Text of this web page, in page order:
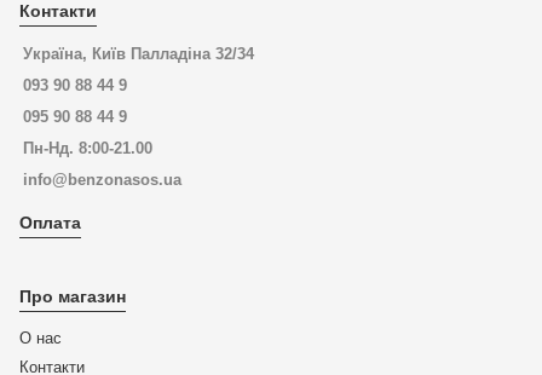
Контакти
Україна, Київ Палладіна 32/34
093 90 88 44 9
095 90 88 44 9
Пн-Нд. 8:00-21.00
info@benzonasos.ua
Оплата
Про магазин
О нас
Контакти